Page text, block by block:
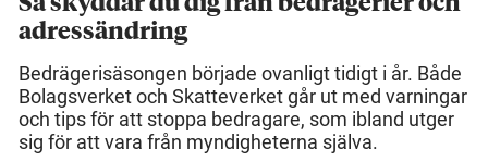
Så skyddar du dig från bedrägerier och
adressändring
Bedrägerisäsongen började ovanligt tidigt i år. Både
Bolagsverket och Skatteverket går ut med varningar
och tips för att stoppa bedragare, som ibland utger
sig för att vara från myndigheterna själva.